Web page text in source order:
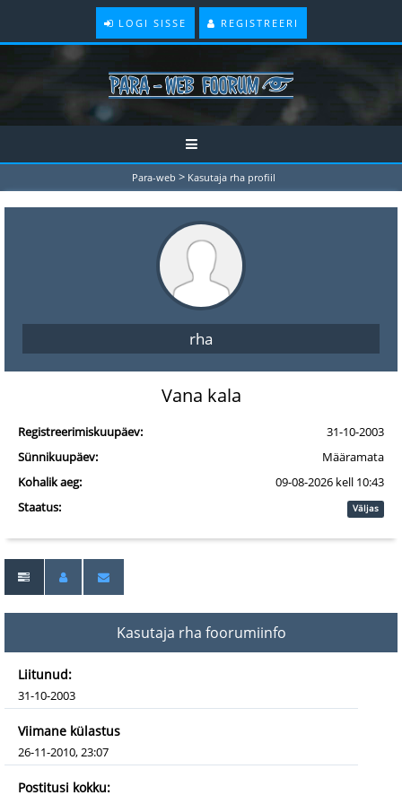
LOGI SISSE REGISTREERI
Para-web > Kasutaja rha profiil
rha
Vana kala
Registreerimiskuupäev:
31-10-2003
Sünnikuupäev:
Määramata
Kohalik aeg:
09-08-2026 kell 10:43
Staatus:
Väljas
Kasutaja rha foorumiinfo
Liitunud:
31-10-2003
Viimane külastus
26-11-2010, 23:07
Postitusi kokku: